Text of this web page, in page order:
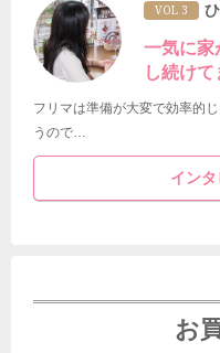
VOL 3
一気に家
し続けて
フリマは準備が大変で効率的
うので…
イン
お